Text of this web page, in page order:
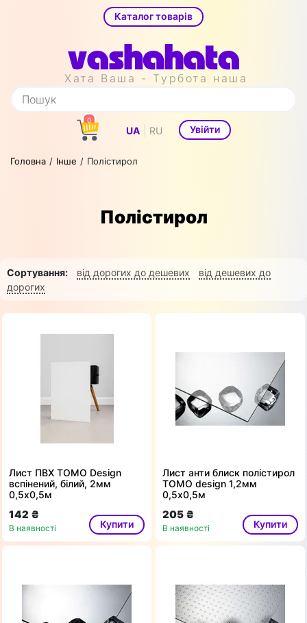
Каталог товарів
Хата Ваша - Турбота наша
0
UA RU Увійти
Головна Інше Полістирол
Полістирол
Сортування: від дорогих до дешевих
від дешевих до
дорогих
Лист ПВХ TOMO Design
вспінений, білий, 2мм
0,5х0,5м
142 ₴
В наявності Купити
Лист анти блиск полістирол
ТОМО design 1,2мм
0,5х0,5м
205 ₴
В наявності Купити